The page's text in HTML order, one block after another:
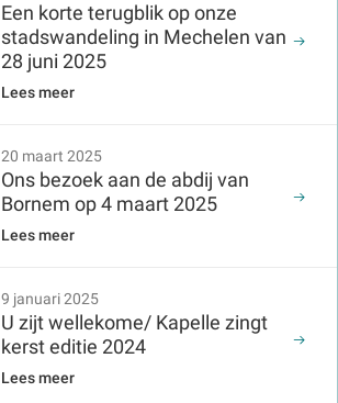
Een korte terugblik op onze
stadswandeling in Mechelen van
28 juni 2025
Lees meer
20 maart 2025
Ons bezoek aan de abdij van
Bornem op 4 maart 2025
Lees meer
9 januari 2025
U zijt wellekome/ Kapelle zingt
kerst editie 2024
Lees meer